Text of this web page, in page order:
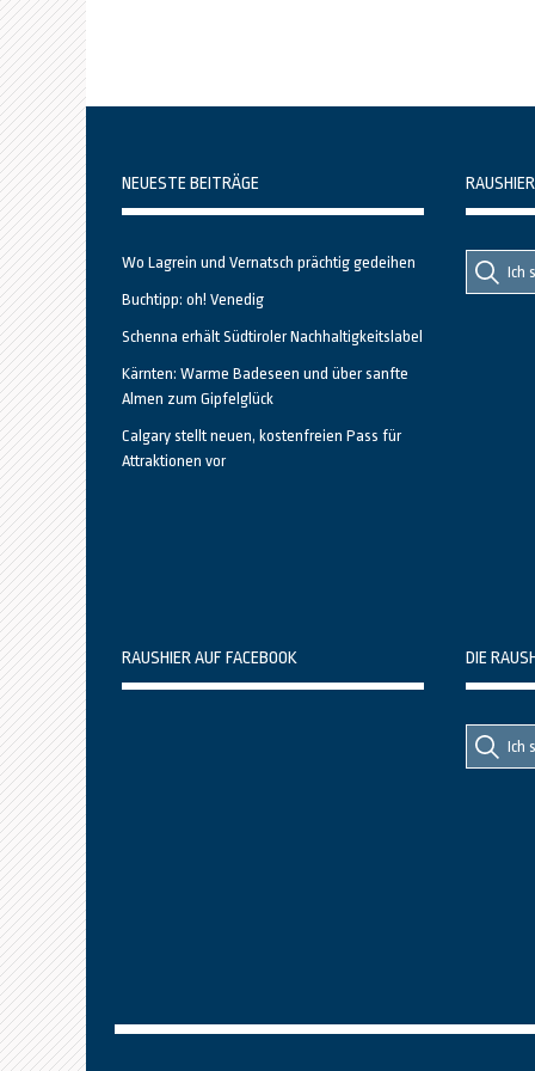
NEUESTE BEITRÄGE
Wo Lagrein und Vernatsch prächtig gedeihen
Buchtipp: oh! Venedig
Schenna erhält Südtiroler Nachhaltigkeitslabel
Kärnten: Warme Badeseen und über sanfte
Almen zum Gipfelglück
Calgary stellt neuen, kostenfreien Pass für
Attraktionen vor
Suche
nach::
Suche
nach:
RAUSHIER AUF FACEBOOK DIE
Suche
nach::
Suche
nach: